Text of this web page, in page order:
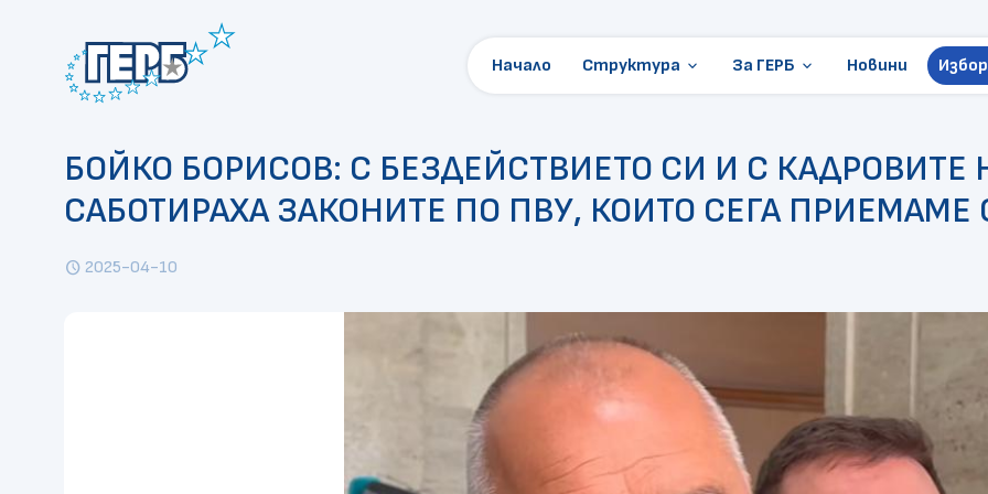
Начало Структура keyboard_arrow_down
Местни избори
ГЕРБ в Европарламента
Президентски избори
Документи
За ГЕРБ keyboard_arrow_down
Становища и позиции
Контакти
Новини
БОЙКО БОРИСОВ: С БЕЗДЕЙСТВИЕТО СИ И С КАДРОВИТЕ
САБОТИРАХА ЗАКОНИТЕ ПО ПВУ, КОИТО СЕГА ПРИЕМАМЕ
schedule 2025-04-10